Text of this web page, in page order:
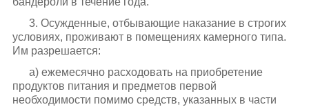
3. Осужденные, отбывающие наказание в строгих
условиях, проживают в помещениях камерного типа.
Им разрешается:
а) ежемесячно расходовать на приобретение
продуктов питания и предметов первой
необходимости помимо средств, указанных в части